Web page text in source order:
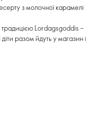
з молочної карамелі
Lordagsgoddis –
разом йдуть у магазин і